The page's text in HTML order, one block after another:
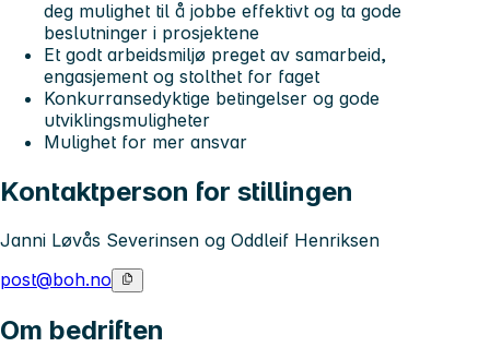
deg mulighet til å jobbe effektivt og ta gode
beslutninger i prosjektene
Et godt arbeidsmiljø preget av samarbeid,
engasjement og stolthet for faget
Konkurransedyktige betingelser og gode
utviklingsmuligheter
Mulighet for mer ansvar
Kontaktperson for stillingen
Janni Løvås Severinsen og Oddleif Henriksen
post@boh.no
Om bedriften